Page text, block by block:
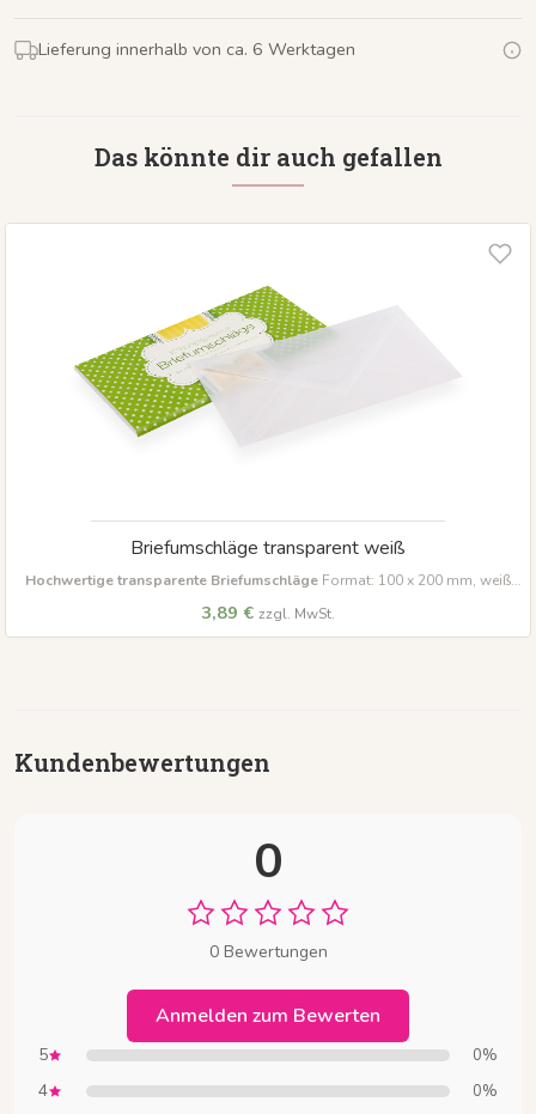
Lieferung innerhalb von ca. 6 Werktagen
Das könnte dir auch gefallen
Briefumschläge transparent weiß
Hochwertige transparente Briefumschläge Format: 100 x 200 mm, weiß
3,89 € zzgl. MwSt.
Kundenbewertungen
0
0 Bewertungen
Anmelden zum Bewerten
5 0%
4 0%